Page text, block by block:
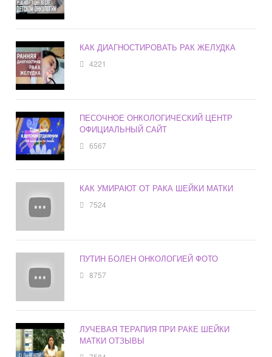
КАК ДИАГНОСТИРОВАТЬ РАК ЖЕЛУДКА
4221
ПЕСОЧНОЕ ОНКОЛОГИЧЕСКИЙ ЦЕНТР
ОФИЦИАЛЬНЫЙ САЙТ
6567
КАК УМИРАЮТ ОТ РАКА ШЕЙКИ МАТКИ
7524
ПУТИН БОЛЕН ОНКОЛОГИЕЙ ФОТО
8757
ЛУЧЕВАЯ ТЕРАПИЯ ПРИ РАКЕ ШЕЙКИ
МАТКИ ОТЗЫВЫ